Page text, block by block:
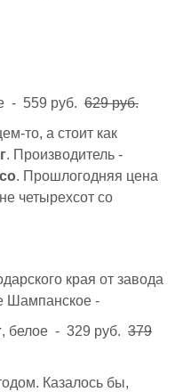
- 559 руб. 629 руб.
то, а стоит как
. Производитель -
. Прошлогодняя цена
четырехсот со
края от завода
Шампанское -
, белое - 329 руб. 379
Казалось бы,